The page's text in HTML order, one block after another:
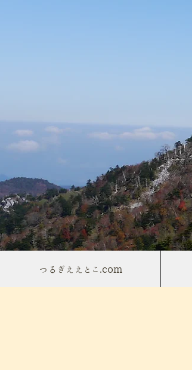
つるぎええとこ.com